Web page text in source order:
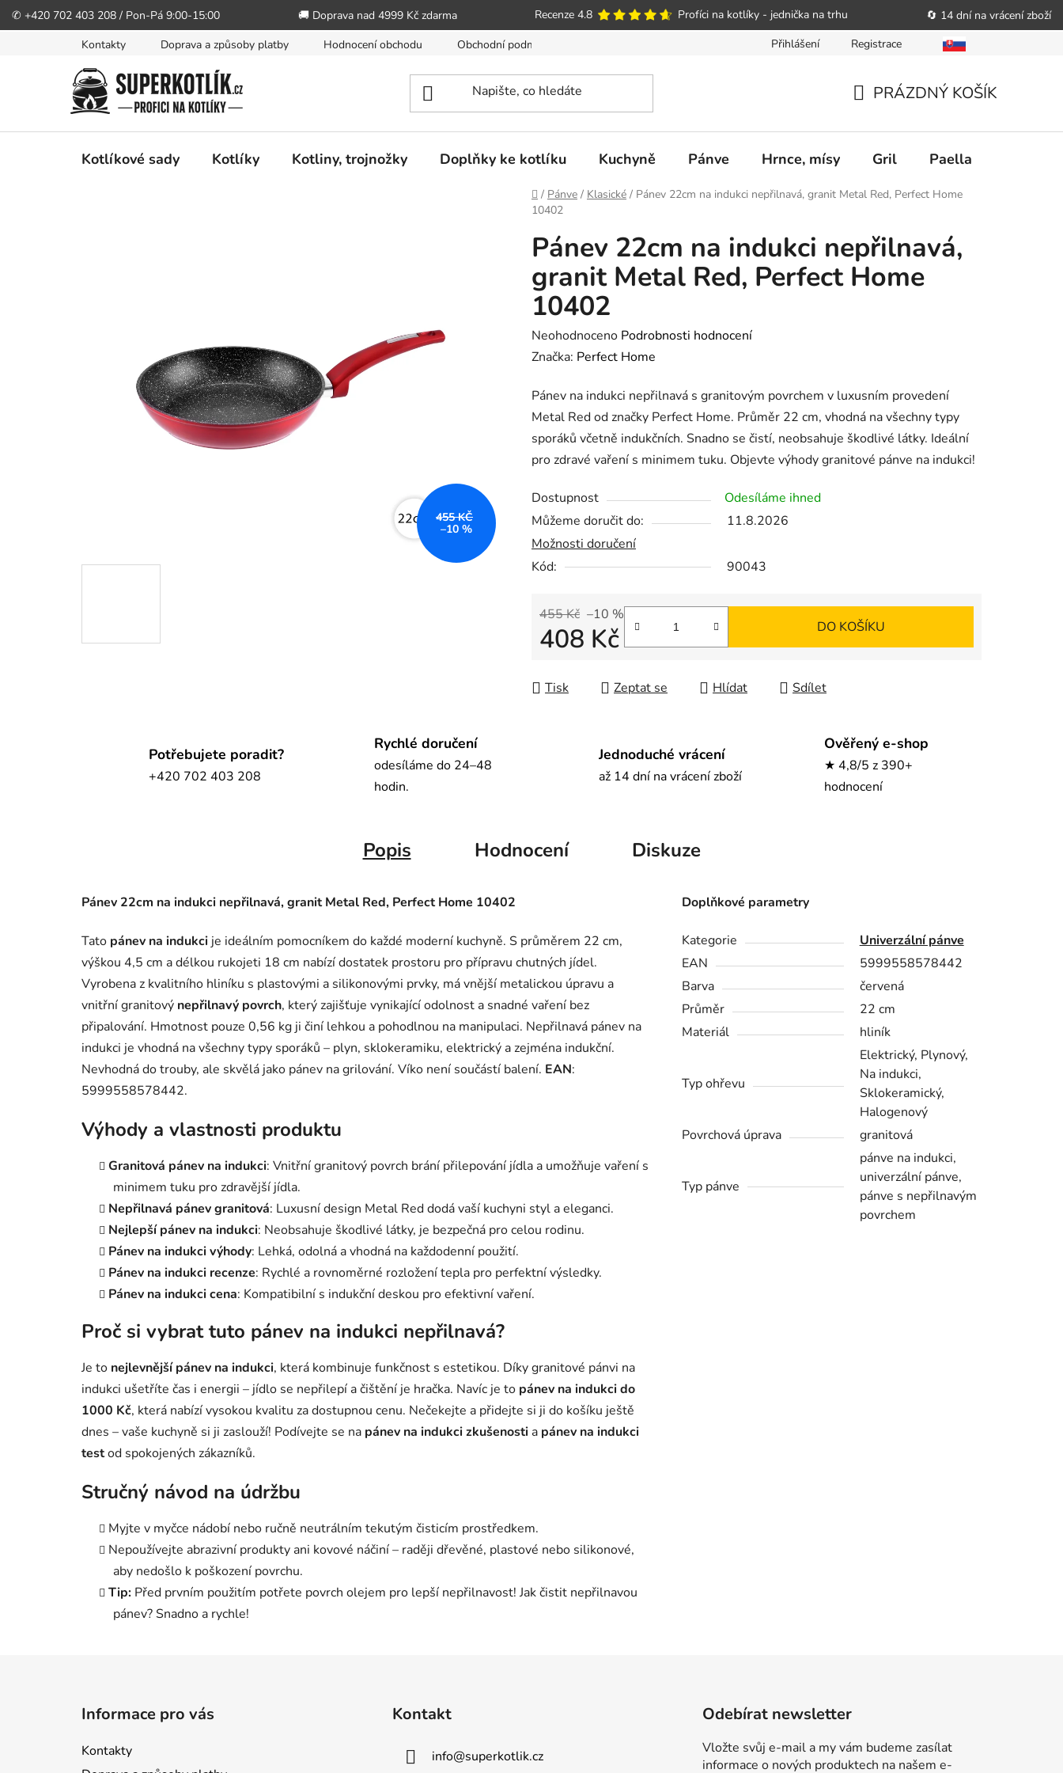
✆ +420 702 403 208 / Pon-Pá 9:00-15:00 🚚 Doprava nad 4999 Kč zdarma Recenze 4.8 Profíci na kotlíky - jednička na trhu 🔄 14 dní na vrácení zboží
Kontakty Doprava a způsoby platby Hodnocení obchodu Obchodní podmínky Poučení o právu spotřebitele podat obchodníkovi žádost o nápravu Reklamační řád
Přihlášení Registrace
KOŠÍK
PRÁZDNÝ KOŠÍK
Kotlíkové sady Kotlíky Kotliny, trojnožky Doplňky ke kotlíku Kuchyně Pánve Hrnce, mísy Gril Paella
Domů
/ Pánve / Klasické / Pánev 22cm na indukci nepřilnavá, granit Metal Red, Perfect Home
10402
Pánev 22cm na indukci nepřilnavá,
granit Metal Red, Perfect Home
10402
Průměrné
hodnocení
je
0,0
z
5
Neohodnoceno Podrobnosti hodnocení
Značka: Perfect Home
Pánev na indukci nepřilnavá s granitovým povrchem v luxusním provedení
Metal Red od značky Perfect Home. Průměr 22 cm, vhodná na všechny typy
sporáků včetně indukčních. Snadno se čistí, neobsahuje škodlivé látky. Ideální
pro zdravé vaření s minimem tuku. Objevte výhody granitové pánve na indukci!
Dostupnost
Odesíláme ihned
Můžeme doručit do:
11.8.2026
Možnosti doručení
Kód:
90043
455 Kč –10 %
408 Kč DO KOŠÍKU
Tisk Zeptat se Hlídat Sdílet
455 KČ
–10 %
Potřebujete poradit?
+420 702 403 208
Rychlé doručení
odesíláme do 24–48
hodin.
Jednoduché vrácení
až 14 dní na vrácení zboží
Ověřený e-shop
★ 4,8/5 z 390+
hodnocení
Popis Hodnocení Diskuze
Pánev 22cm na indukci nepřilnavá, granit Metal Red, Perfect Home 10402
Tato pánev na indukcije ideálním pomocníkem do každé moderní kuchyně. S průměrem 22 cm,
výškou 4,5 cm a délkou rukojeti 18 cm nabízí dostatek prostoru pro přípravu chutných jídel.
Vyrobena z kvalitního hliníku s plastovými a silikonovými prvky, má vnější metalickou úpravu a
vnitřní granitový nepřilnavý povrch, který zajišťuje vynikající odolnost a snadné vaření bez
připalování. Hmotnost pouze 0,56 kg ji činí lehkou a pohodlnou na manipulaci. Nepřilnavá pánev na
indukci je vhodná na všechny typy sporáků – plyn, sklokeramiku, elektrický a zejména indukční.
Nevhodná do trouby, ale skvělá jako pánev na grilování. Víko není součástí balení. EAN:
5999558578442.
Výhody a vlastnosti produktu
Granitová pánev na indukci: Vnitřní granitový povrch brání přilepování jídla a umožňuje vaření s
minimem tuku pro zdravější jídla.
Nepřilnavá pánev granitová: Luxusní design Metal Red dodá vaší kuchyni styl a eleganci.
Nejlepší pánev na indukci: Neobsahuje škodlivé látky, je bezpečná pro celou rodinu.
Pánev na indukci výhody: Lehká, odolná a vhodná na každodenní použití.
Pánev na indukci recenze: Rychlé a rovnoměrné rozložení tepla pro perfektní výsledky.
Pánev na indukci cena: Kompatibilní s indukční deskou pro efektivní vaření.
Proč si vybrat tuto pánev na indukci nepřilnavá?
Je to nejlevnější pánev na indukci, která kombinuje funkčnost s estetikou. Díky granitové pánvi na
indukci ušetříte čas i energii – jídlo se nepřilepí a čištění je hračka. Navíc je to pánev na indukci do
1000 Kč, která nabízí vysokou kvalitu za dostupnou cenu. Nečekejte a přidejte si ji do košíku ještě
dnes – vaše kuchyně si ji zaslouží! Podívejte se na pánev na indukci zkušenosti a pánev na indukci
testod spokojených zákazníků.
Stručný návod na údržbu
Myjte v myčce nádobí nebo ručně neutrálním tekutým čisticím prostředkem.
Nepoužívejte abrazivní produkty ani kovové náčiní – raději dřevěné, plastové nebo silikonové,
aby nedošlo k poškození povrchu.
Tip: Před prvním použitím potřete povrch olejem pro lepší nepřilnavost! Jak čistit nepřilnavou
pánev? Snadno a rychle!
Doplňkové parametry
Kategorie
Univerzální pánve
EAN
5999558578442
Barva
červená
Průměr
22 cm
Materiál
hliník
Typ ohřevu
Elektrický, Plynový,
Na indukci,
Sklokeramický,
Halogenový
Povrchová úprava
granitová
Typ pánve
pánve na indukci,
univerzální pánve,
pánve s nepřilnavým
povrchem
Informace pro vás
Kontakty
Kontakt
info@superkotlik.cz
Odebírat newsletter
Vložte svůj e-mail a my vám budeme zasílat
informace o nových produktech na našem e-